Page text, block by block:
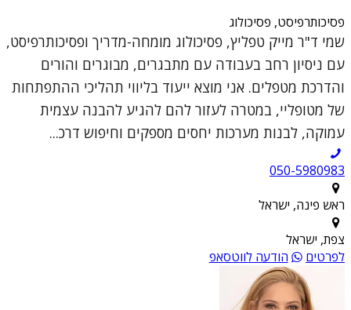
פסיכותרפיסט, פסיכולוג
שמי ד"ר מייק טפליץ, פסיכולוג מומחה-מדריך ופסיכותרפיסט,
עם ניסיון רחב בעבודה עם מתבגרים, מבוגרים והורים
והדרכת מטפלים. אני מוצא ייעוד בליווי תהליכי ההתפתחות
של מטופליי, במטרה לעזור להם להגיע להבנה עצמית
עמוקה, לבנות מערכות יחסים מספקים וחיפוש דרכ...
050-5980983
ראש פינה, ישראל
צפת, ישראל
לפרטים
הודעה לווטסאפ